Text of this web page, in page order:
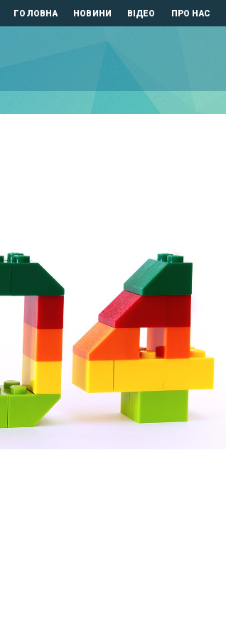
ГОЛОВНА НОВИНИ ВІДЕО ПРО НАС